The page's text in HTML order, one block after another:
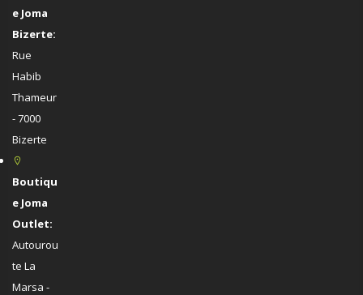
e Joma
Bizerte:
Rue
Habib
Thameur
- 7000
Bizerte
Boutiqu
e Joma
Outlet:
Autourou
te La
Marsa -